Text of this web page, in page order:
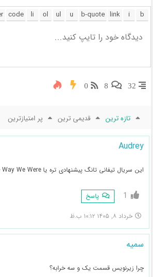
32
8
0
تازه ترین قدیمی ترین پر امتیازترین
Audrey
این سریال تیفانی تانگ پیشنهادی تره یا The Way We Were اش؟
1 پاسخ
خرداد ۸, ۱۴۰۵ ۱۰:۱۲ ب.ظ
سمیه
چرا زیرنویس قسمت یک و سه خرابه؟